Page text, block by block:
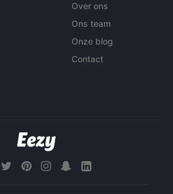
Over ons
Ons team
Onze blog
Contact